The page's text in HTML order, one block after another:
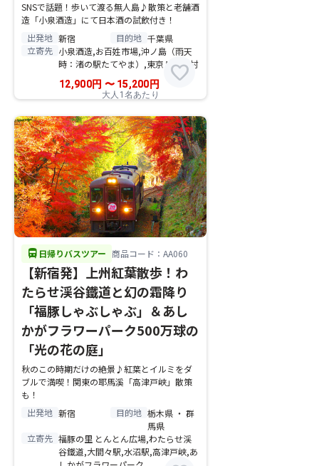
SNSで話題！歩いて渡る無人島♪散策と老舗酒
造「小泉酒造」にて日本酒の試飲付き！
出発地 新宿 目的地 千葉県
立寄先 小泉酒造,お百姓市場,沖ノ島（雨天
時：渚の駅たてやま）,東京ドイツ村
12,900円 〜15,200 円
大人1名あたり
favorite
directions_bus 日帰りバスツアー 商品コード：AA060
【新宿発】上州紅葉散歩！わ
たらせ渓谷鐵道と幻の霜降り
「福豚しゃぶしゃぶ」＆あし
かがフラワーパーク500万球の
「光の花の庭」
秋のこの時期だけの絶景♪紅葉とイルミをダ
ブルで満喫！関東の耶馬溪「高津戸峡」散策
も！
出発地 新宿 目的地 栃木県 ・ 群
馬県
立寄先 福豚の里 とんとん広場,わたらせ渓
谷鐵道,大間々駅,水沼駅,高津戸峡,あ